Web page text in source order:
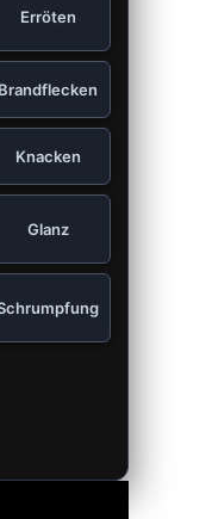
Erröten
Brandflecken
Knacken
Glanz